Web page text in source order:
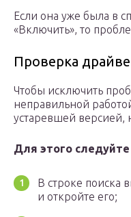
Если она уже была в
«Включить», то
Проверка
Чтобы исключить
неправильной
устаревшей версией,
Для этого
В строке поиска
и откройте его;